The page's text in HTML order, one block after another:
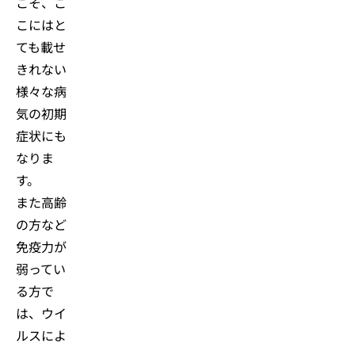
こにはと
ても載せ
きれない
様々な病
気の初期
症状にも
なりま
す。
また高齢
の方など
免疫力が
弱ってい
る方で
は、ウイ
ルスによ